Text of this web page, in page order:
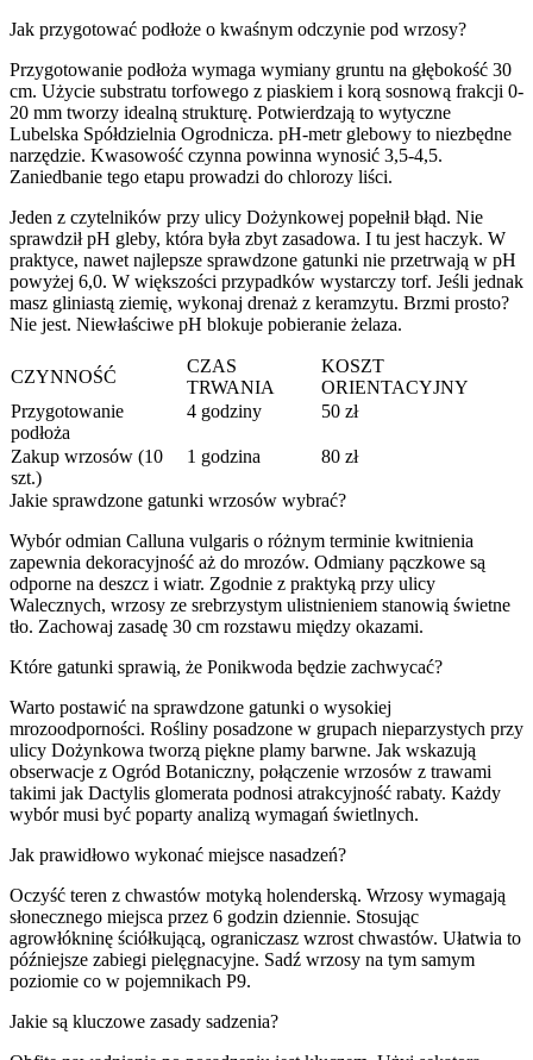
Jak przygotować podłoże o kwaśnym odczynie pod wrzosy?
Przygotowanie podłoża wymaga wymiany gruntu na głębokość 30
cm. Użycie substratu torfowego z piaskiem i korą sosnową frakcji 0-
20 mm tworzy idealną strukturę. Potwierdzają to wytyczne
Lubelska Spółdzielnia Ogrodnicza. pH-metr glebowy to niezbędne
narzędzie. Kwasowość czynna powinna wynosić 3,5-4,5.
Zaniedbanie tego etapu prowadzi do chlorozy liści.
Jeden z czytelników przy ulicy Dożynkowej popełnił błąd. Nie
sprawdził pH gleby, która była zbyt zasadowa. I tu jest haczyk. W
praktyce, nawet najlepsze sprawdzone gatunki nie przetrwają w pH
powyżej 6,0. W większości przypadków wystarczy torf. Jeśli jednak
masz gliniastą ziemię, wykonaj drenaż z keramzytu. Brzmi prosto?
Nie jest. Niewłaściwe pH blokuje pobieranie żelaza.
CZYNNOŚĆ
CZAS
TRWANIA
KOSZT
ORIENTACYJNY
Przygotowanie
podłoża
4 godziny 50 zł
Zakup wrzosów (10
szt.)
1 godzina 80 zł
Jakie sprawdzone gatunki wrzosów wybrać?
Wybór odmian Calluna vulgaris o różnym terminie kwitnienia
zapewnia dekoracyjność aż do mrozów. Odmiany pączkowe są
odporne na deszcz i wiatr. Zgodnie z praktyką przy ulicy
Walecznych, wrzosy ze srebrzystym ulistnieniem stanowią świetne
tło. Zachowaj zasadę 30 cm rozstawu między okazami.
Które gatunki sprawią, że Ponikwoda będzie zachwycać?
Warto postawić na sprawdzone gatunki o wysokiej
mrozoodporności. Rośliny posadzone w grupach nieparzystych przy
ulicy Dożynkowa tworzą piękne plamy barwne. Jak wskazują
obserwacje z Ogród Botaniczny, połączenie wrzosów z trawami
takimi jak Dactylis glomerata podnosi atrakcyjność rabaty. Każdy
wybór musi być poparty analizą wymagań świetlnych.
Jak prawidłowo wykonać miejsce nasadzeń?
Oczyść teren z chwastów motyką holenderską. Wrzosy wymagają
słonecznego miejsca przez 6 godzin dziennie. Stosując
agrowłókninę ściółkującą, ograniczasz wzrost chwastów. Ułatwia to
późniejsze zabiegi pielęgnacyjne. Sadź wrzosy na tym samym
poziomie co w pojemnikach P9.
Jakie są kluczowe zasady sadzenia?